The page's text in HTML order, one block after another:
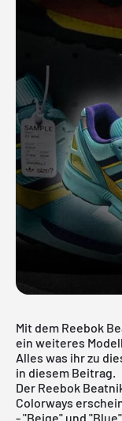
Mit dem Reebok
ein weiteres
Alles was ihr zu
in diesem Beitrag.
Der Reebok
Colorways
- "Beige" und